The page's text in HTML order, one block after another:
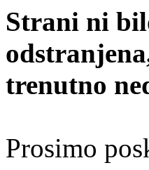
Strani ni
trenutno
Prosimo